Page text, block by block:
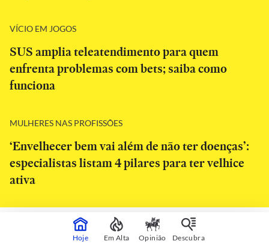
VÍCIO EM JOGOS
SUS amplia teleatendimento para quem
enfrenta problemas com bets; saiba como
funciona
MULHERES NAS PROFISSÕES
‘Envelhecer bem vai além de não ter doenças’:
especialistas listam 4 pilares para ter velhice
ativa
CONTINUA APÓS A PUBLICIDADE
Hoje Em Alta Opinião Descubra